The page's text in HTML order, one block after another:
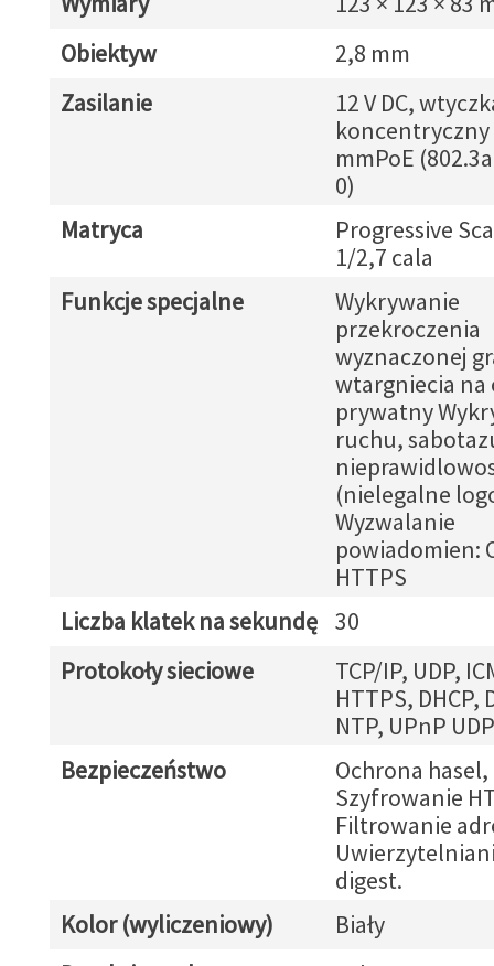
Obiektyw
2,8 mm
Zasilanie
12 V DC,
koncentryczny
mmPoE
0)
Matryca
Progressive
1/2,7 cala
Funkcje specjalne
Wykrywanie
przekroczenia
wyznaczonej
wtargniecia na
prywatny
ruchu,
(nielegalne
Wyzwalanie
powiadomien:
HTTPS
Liczba klatek na sekundę 30
Protokoły sieciowe
TCP/IP, UDP,
HTTPS, DHCP,
NTP, UPnP
Bezpieczeństwo
Ochrona hasel,
Szyfrowanie
Filtrowanie
digest.
Kolor (wyliczeniowy)
Biały